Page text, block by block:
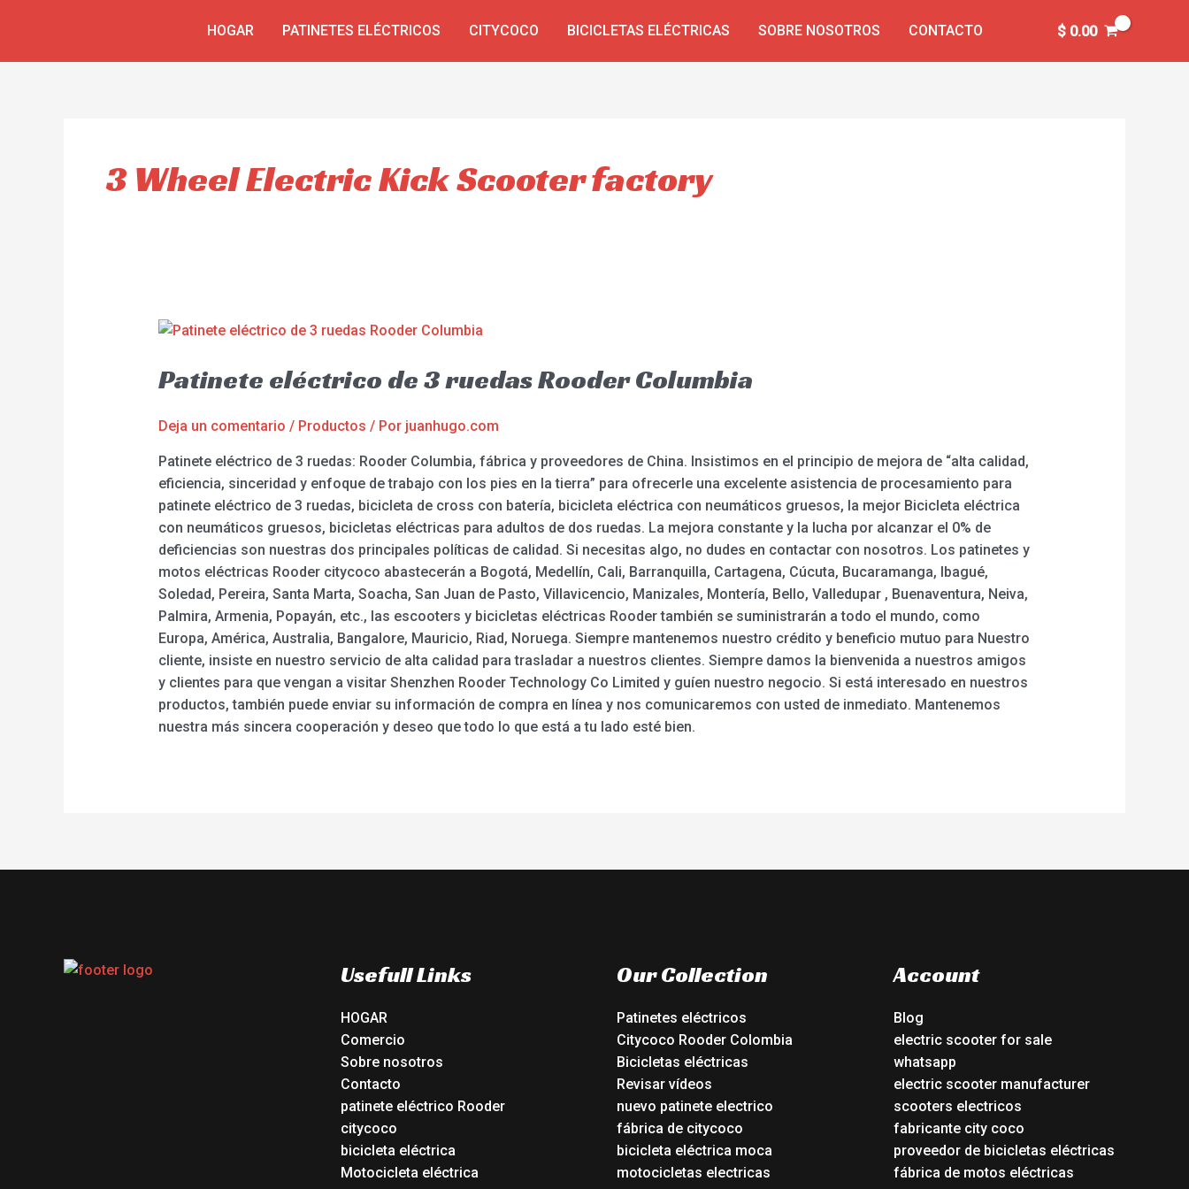
HOGAR PATINETES ELÉCTRICOS CITYCOCO BICICLETAS ELÉCTRICAS SOBRE NOSOTROS CONTACTO $0.00
3 Wheel Electric Kick Scooter factory
Patinete eléctrico de 3 ruedas Rooder Columbia
Deja un comentario / Productos / Por juanhugo.com
Patinete eléctrico de 3 ruedas: Rooder Columbia, fábrica y proveedores de China. Insistimos en el principio de mejora de “alta calidad,
eficiencia, sinceridad y enfoque de trabajo con los pies en la tierra” para ofrecerle una excelente asistencia de procesamiento para
patinete eléctrico de 3 ruedas, bicicleta de cross con batería, bicicleta eléctrica con neumáticos gruesos, la mejor Bicicleta eléctrica
con neumáticos gruesos, bicicletas eléctricas para adultos de dos ruedas. La mejora constante y la lucha por alcanzar el 0% de
deficiencias son nuestras dos principales políticas de calidad. Si necesitas algo, no dudes en contactar con nosotros. Los patinetes y
motos eléctricas Rooder citycoco abastecerán a Bogotá, Medellín, Cali, Barranquilla, Cartagena, Cúcuta, Bucaramanga, Ibagué,
Soledad, Pereira, Santa Marta, Soacha, San Juan de Pasto, Villavicencio, Manizales, Montería, Bello, Valledupar , Buenaventura, Neiva,
Palmira, Armenia, Popayán, etc., las escooters y bicicletas eléctricas Rooder también se suministrarán a todo el mundo, como
Europa, América, Australia, Bangalore, Mauricio, Riad, Noruega. Siempre mantenemos nuestro crédito y beneficio mutuo para Nuestro
cliente, insiste en nuestro servicio de alta calidad para trasladar a nuestros clientes. Siempre damos la bienvenida a nuestros amigos
y clientes para que vengan a visitar Shenzhen Rooder Technology Co Limited y guíen nuestro negocio. Si está interesado en nuestros
productos, también puede enviar su información de compra en línea y nos comunicaremos con usted de inmediato. Mantenemos
nuestra más sincera cooperación y deseo que todo lo que está a tu lado esté bien.
Usefull Links
HOGAR
Comercio
Sobre nosotros
Contacto
patinete eléctrico Rooder
citycoco
bicicleta eléctrica
Motocicleta eléctrica
Our Collection
Patinetes eléctricos
Citycoco Rooder Colombia
Bicicletas eléctricas
Revisar vídeos
nuevo patinete electrico
fábrica de citycoco
bicicleta eléctrica moca
motocicletas electricas
Account
Blog
electric scooter for sale
whatsapp
electric scooter manufacturer
scooters electricos
fabricante city coco
proveedor de bicicletas eléctricas
fábrica de motos eléctricas